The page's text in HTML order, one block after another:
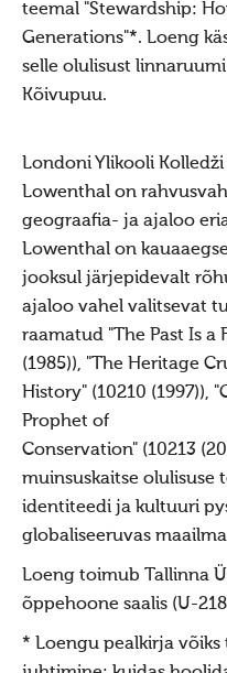
Kuidas liituda kojaga?
Maavalla Koja
Kohalikud kojad
Jumiõie jutud
Usuvabadus
Kirikute ja koguduste
Usuliste Yhenduste
Yldist
Seadusandlus
Koostöö
Sõbrad ja
Maausust
Maausust
Eluring
Elulaad
teemal "Stewardship:
Generations"*. Loeng
selle olulisust
Kõivupuu.
Londoni Ylikooli
Lowenthal on
geograafia- ja ajaloo
Lowenthal on
jooksul järjepidevalt
ajaloo vahel valitsevat
raamatud "The Past Is a
(1985)), "The Heritage
History" (10210 (1997)),
Prophet of
Conservation" (10213
muinsuskaitse olulisuse
identiteedi ja kultuuri
globaliseeruvas
Loeng toimub Tallinna
õppehoone saalis (U-
* Loengu pealkirja